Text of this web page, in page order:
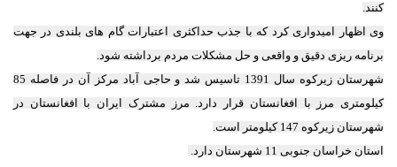
کنند.
وی اظهار امیدواری کرد که با جذب حداکثری اعتبارات گام های بلندی در جهت
برنامه ریزی دقیق و واقعی و حل مشکلات مردم برداشته شود.
شهرستان زیرکوه سال 1391 تاسیس شد و حاجی آباد مرکز آن در فاصله 85
کیلومتری مرز با افغانستان قرار دارد. مرز مشترک ایران با افغانستان در
شهرستان زیرکوه 147 کیلومتر است.
استان خراسان جنوبی 11 شهرستان دارد.